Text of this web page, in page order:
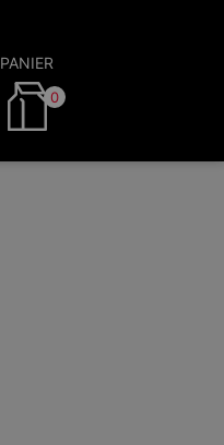
PANIER
0